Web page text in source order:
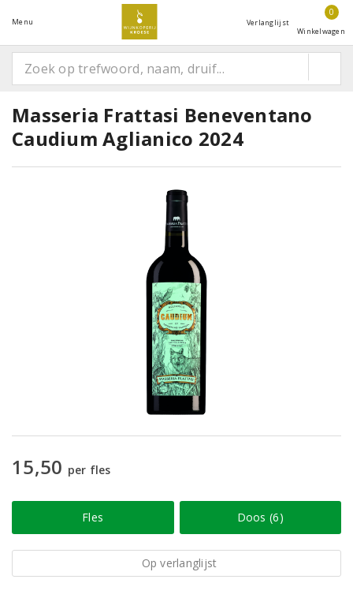
Menu Verlanglijst
0
Winkelwagen
Masseria Frattasi Beneventano
Caudium Aglianico 2024
15,50 per fles
Fles Doos (6)
Op verlanglijst